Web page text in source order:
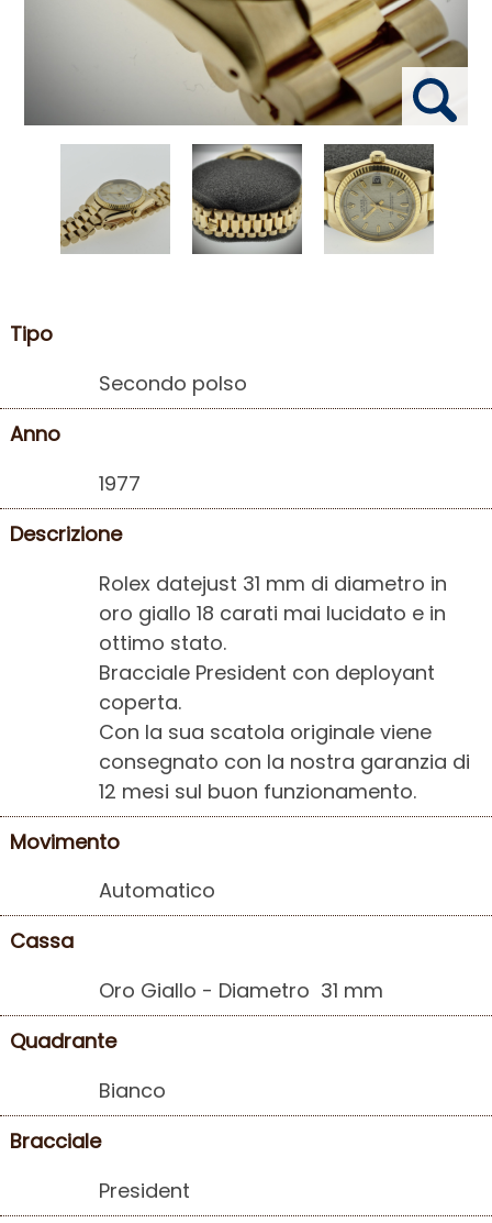
Tipo
Secondo polso
Anno
1977
Descrizione
Rolex datejust 31 mm di diametro in
oro giallo 18 carati mai lucidato e in
ottimo stato.
Bracciale President con deployant
coperta.
Con la sua scatola originale viene
consegnato con la nostra garanzia di
12 mesi sul buon funzionamento.
Movimento
Automatico
Cassa
Oro Giallo - Diametro 31 mm
Quadrante
Bianco
Bracciale
President